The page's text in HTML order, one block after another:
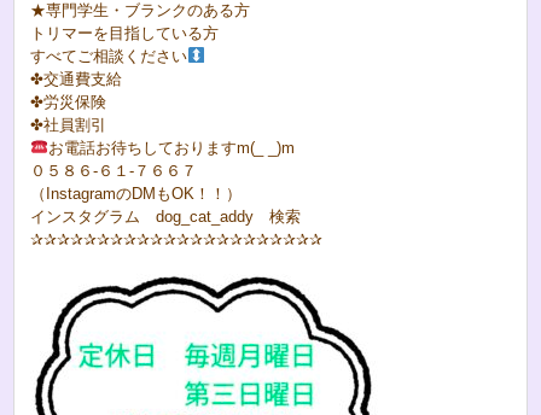
★専門学生・ブランクのある方
トリマーを目指している方
すべてご相談ください‍
✤交通費支給
✤労災保険
✤社員割引
お電話お待ちしておりますm(_ _)m
０５８６-６１-７６６７
（InstagramのDMもOK！！）
インスタグラム dog_cat_addy 検索
✰✰✰✰✰✰✰✰✰✰✰✰✰✰✰✰✰✰✰✰✰✰